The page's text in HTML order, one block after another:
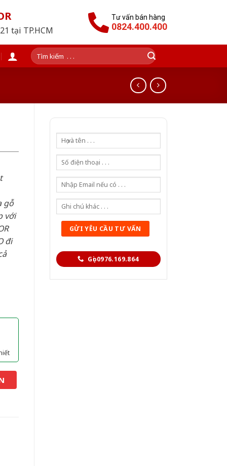
tại TP.HCM
Tư vấn bán hàng
0824.400.400
Tìm
kiếm:
Gọi 0976.169.864
gỗ
với
đi